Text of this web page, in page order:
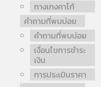
กางเกงคาโก้
คำถามที่พบบ่อย
คำถามที่พบบ่อย
เงื่อนไขการชำระ
เงิน
การประเมินราคา